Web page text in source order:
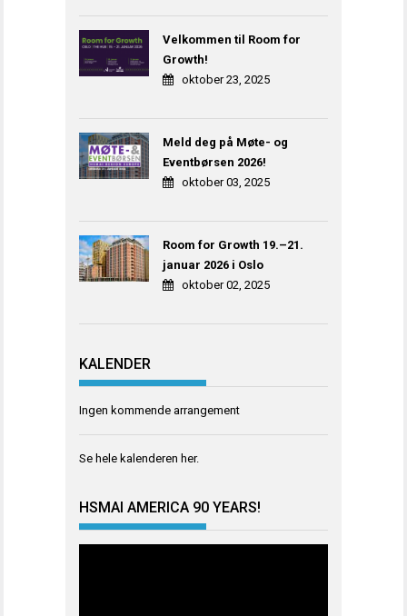
Velkommen til Room for
Growth!
oktober 23, 2025
Meld deg på Møte- og
Eventbørsen 2026!
oktober 03, 2025
Room for Growth 19.–21.
januar 2026 i Oslo
oktober 02, 2025
KALENDER
Ingen kommende arrangement
Se hele kalenderen her.
HSMAI AMERICA 90 YEARS!